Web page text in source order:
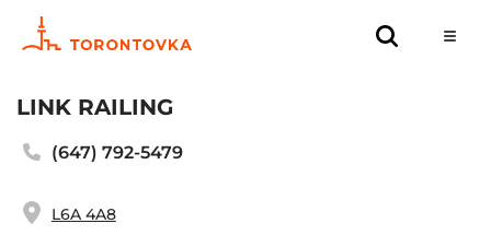
LINK RAILING
(647) 792-5479
L6A 4A8